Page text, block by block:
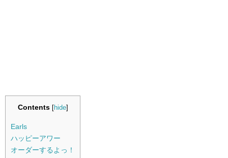
Contents [hide]
Earls
ハッピーアワー
オーダーするよっ！